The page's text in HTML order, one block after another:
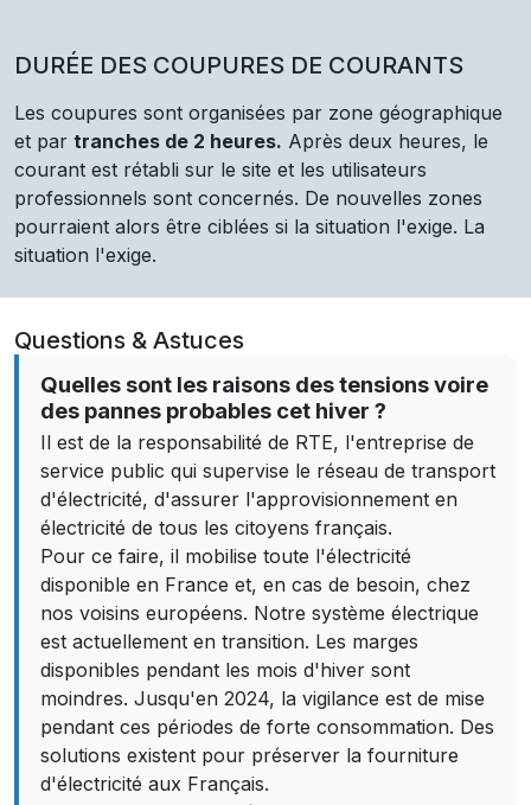
DURÉE DES COUPURES DE COURANTS
Les coupures sont organisées par zone géographique
et par tranches de 2 heures. Après deux heures, le
courant est rétabli sur le site et les utilisateurs
professionnels sont concernés. De nouvelles zones
pourraient alors être ciblées si la situation l'exige. La
situation l'exige.
Questions & Astuces
Quelles sont les raisons des tensions voire
des pannes probables cet hiver ?
Il est de la responsabilité de RTE, l'entreprise de
service public qui supervise le réseau de transport
d'électricité, d'assurer l'approvisionnement en
électricité de tous les citoyens français.
Pour ce faire, il mobilise toute l'électricité
disponible en France et, en cas de besoin, chez
nos voisins européens. Notre système électrique
est actuellement en transition. Les marges
disponibles pendant les mois d'hiver sont
moindres. Jusqu'en 2024, la vigilance est de mise
pendant ces périodes de forte consommation. Des
solutions existent pour préserver la fourniture
d'électricité aux Français.